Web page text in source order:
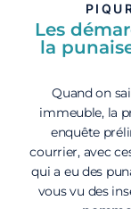
Les
la
Quand on
immeuble, la
enquête
courrier, avec
qui a eu des
vous vu des